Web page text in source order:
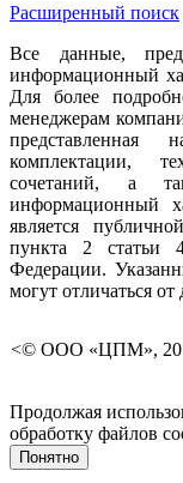
Расширенный поиск
Все данные,
информационный
Для более
менеджерам
представленная
комплектации,
сочетаний, а
информационный
является
пункта 2 статьи
Федерации.
могут отличаться
<© ООО «ЦПМ»,
Продолжая
обработку файлов
Понятно